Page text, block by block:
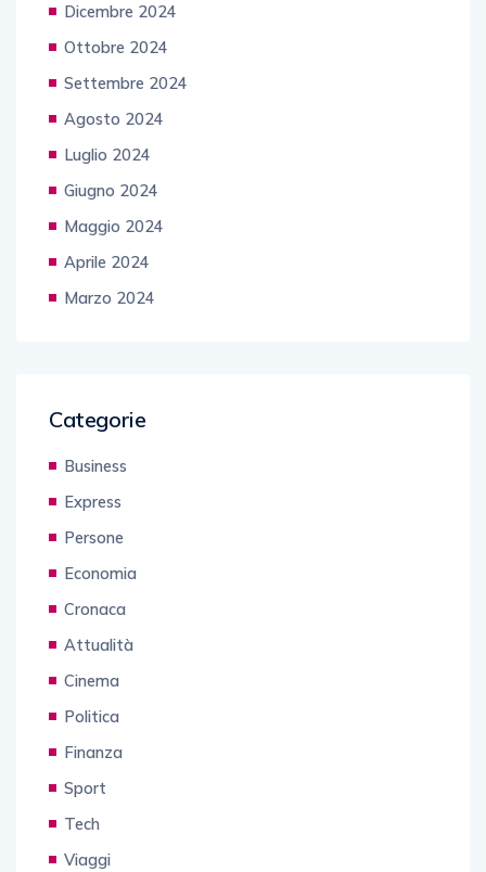
Dicembre 2024
Ottobre 2024
Settembre 2024
Agosto 2024
Luglio 2024
Giugno 2024
Maggio 2024
Aprile 2024
Marzo 2024
Categorie
Business
Express
Persone
Economia
Cronaca
Attualità
Cinema
Politica
Finanza
Sport
Tech
Viaggi